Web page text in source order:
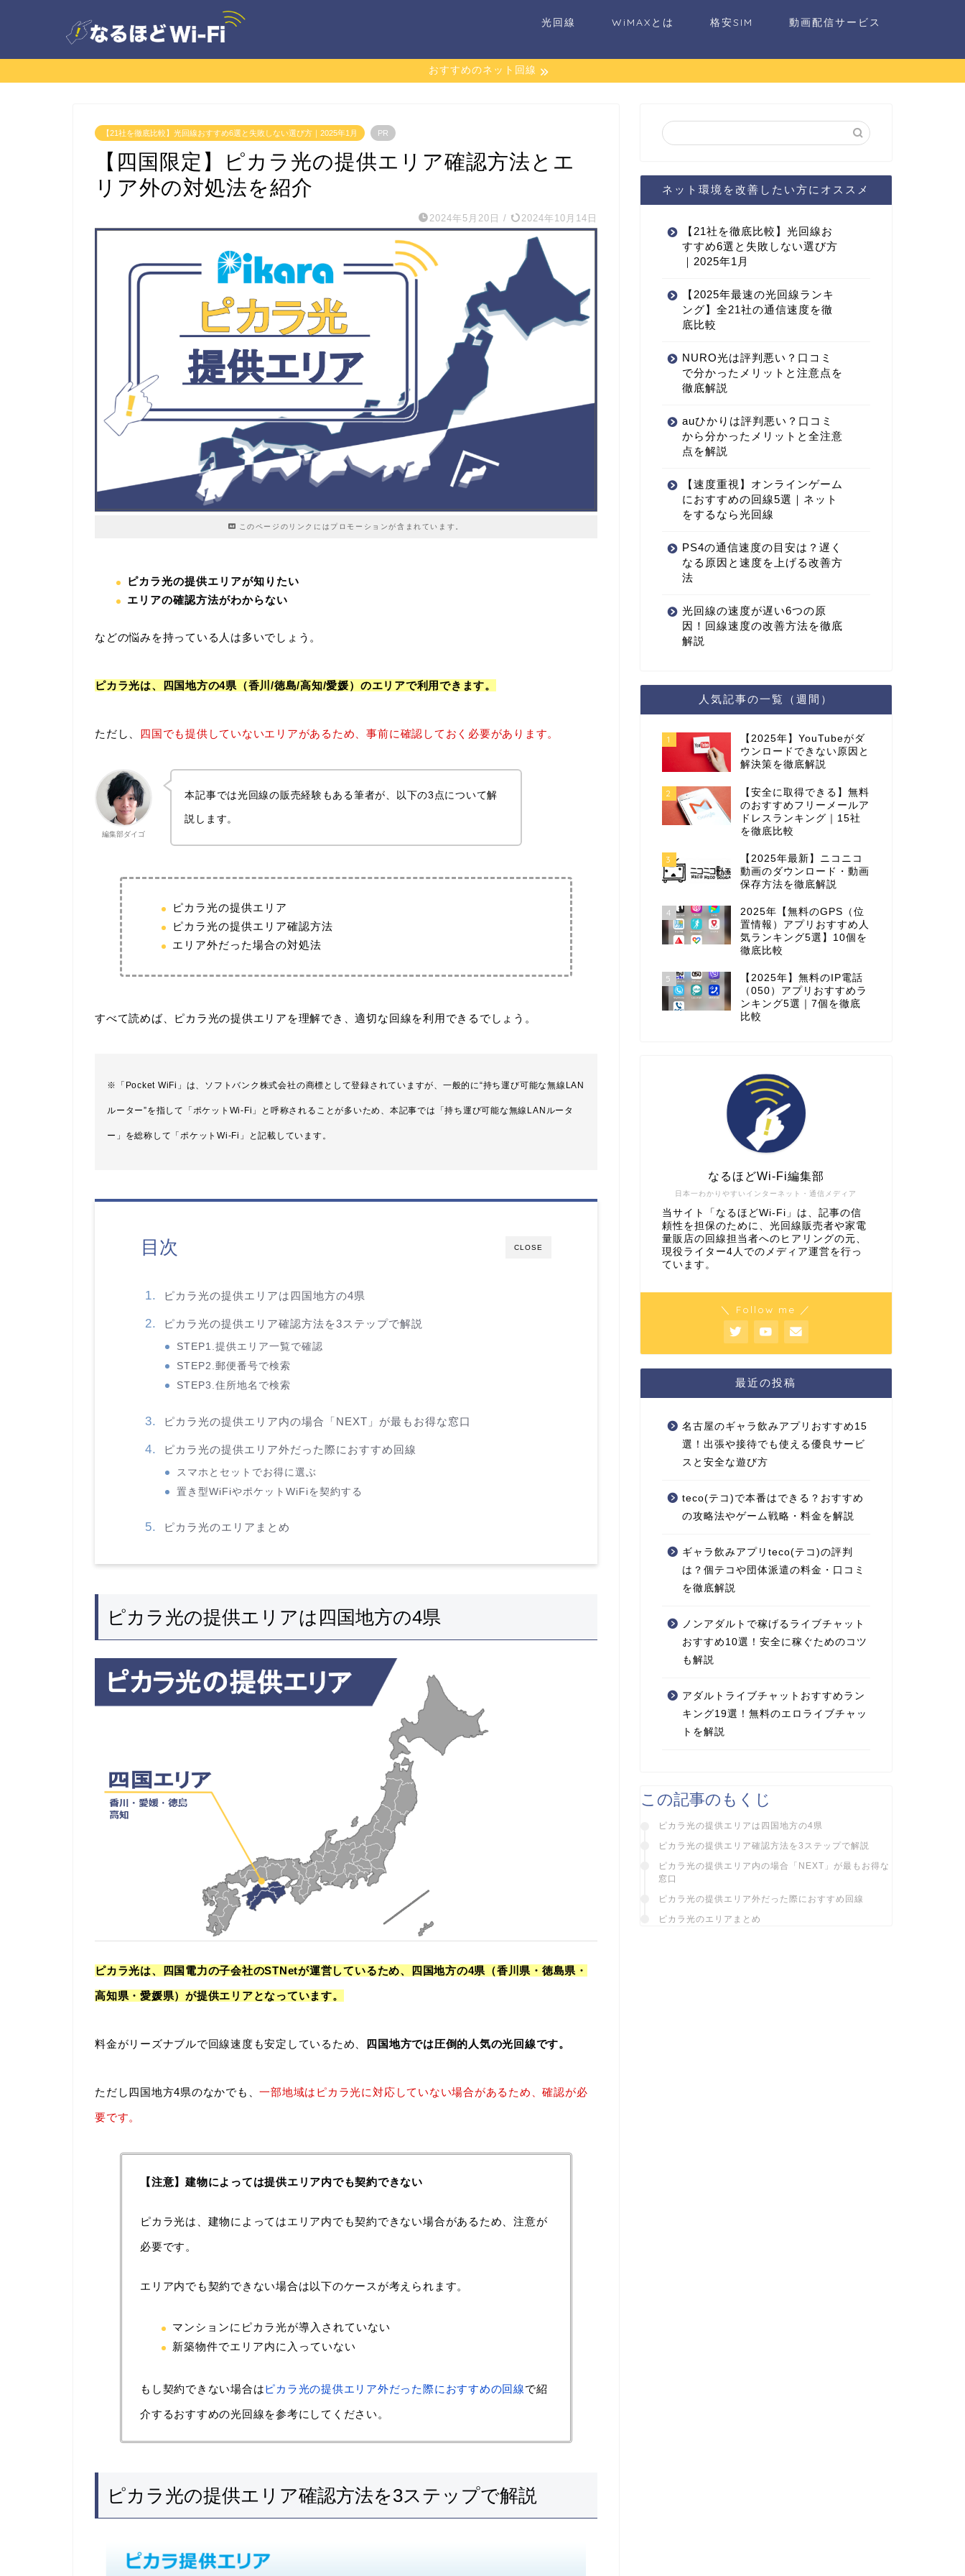
光回線 WiMAXとは 格安SIM 動画配信サービス
おすすめのネット回線
【21社を徹底比較】光回線おすすめ6選と失敗しない選び方｜2025年1月 PR
【四国限定】ピカラ光の提供エリア確認方法とエ
リア外の対処法を紹介
2024年5月20日 / 2024年10月14日
このページのリンクにはプロモーションが含まれています。
ピカラ光の提供エリアが知りたい
エリアの確認方法がわからない
などの悩みを持っている人は多いでしょう。
ピカラ光は、四国地方の4県（香川/徳島/高知/愛媛）のエリアで利用できます。
ただし、 四国でも提供していないエリアがあるため、事前に確認しておく必要があります。
編集部ダイゴ
本記事では光回線の販売経験もある筆者が、以下の3点について解
説します。
ピカラ光の提供エリア
ピカラ光の提供エリア確認方法
エリア外だった場合の対処法
すべて読めば、ピカラ光の提供エリアを理解でき、適切な回線を利用できるでしょう。
※「Pocket WiFi」は、ソフトバンク株式会社の商標として登録されていますが、一般的に“持ち運び可能な無線LAN
ルーター”を指して「ポケットWi-Fi」と呼称されることが多いため、本記事では「持ち運び可能な無線LANルータ
ー」を総称して「ポケットWi-Fi」と記載しています。
CLOSE
目次
ピカラ光の提供エリアは四国地方の4県
ピカラ光の提供エリア確認方法を3ステップで解説
STEP1.提供エリア一覧で確認
STEP2.郵便番号で検索
STEP3.住所地名で検索
ピカラ光の提供エリア内の場合「NEXT」が最もお得な窓口
ピカラ光の提供エリア外だった際におすすめ回線
スマホとセットでお得に選ぶ
置き型WiFiやポケットWiFiを契約する
ピカラ光のエリアまとめ
ピカラ光の提供エリアは四国地方の4県
ピカラ光は、四国電力の子会社のSTNetが運営しているため、四国地方の4県（香川県・徳島県・
高知県・愛媛県）が提供エリアとなっています。
料金がリーズナブルで回線速度も安定しているため、 四国地方では圧倒的人気の光回線です。
ただし四国地方4県のなかでも、一部地域はピカラ光に対応していない場合があるため、確認が必
要です。
【注意】建物によっては提供エリア内でも契約できない
ピカラ光は、建物によってはエリア内でも契約できない場合があるため、注意が
必要です。
エリア内でも契約できない場合は以下のケースが考えられます。
マンションにピカラ光が導入されていない
新築物件でエリア内に入っていない
もし契約できない場合はピカラ光の提供エリア外だった際におすすめの回線で紹
介するおすすめの光回線を参考にしてください。
ピカラ光の提供エリア確認方法を3ステップで解説
ネット環境を改善したい方にオススメ
【21社を徹底比較】光回線お
すすめ6選と失敗しない選び方
｜2025年1月
【2025年最速の光回線ランキ
ング】全21社の通信速度を徹
底比較
NURO光は評判悪い？口コミ
で分かったメリットと注意点を
徹底解説
auひかりは評判悪い？口コミ
から分かったメリットと全注意
点を解説
【速度重視】オンラインゲーム
におすすめの回線5選｜ネット
をするなら光回線
PS4の通信速度の目安は？遅く
なる原因と速度を上げる改善方
法
光回線の速度が遅い6つの原
因！回線速度の改善方法を徹底
解説
人気記事の一覧（週間）
1
【2025年】YouTubeがダ
ウンロードできない原因と
解決策を徹底解説
2
【安全に取得できる】無料
のおすすめフリーメールア
ドレスランキング｜15社
を徹底比較
3
【2025年最新】ニコニコ
動画のダウンロード・動画
保存方法を徹底解説
4
2025年【無料のGPS（位
置情報）アプリおすすめ人
気ランキング5選】10個を
徹底比較
5
【2025年】無料のIP電話
（050）アプリおすすめラ
ンキング5選｜7個を徹底
比較
日本一わかりやすいインターネット・通信メディア
なるほどWi-Fi編集部
当サイト「なるほどWi-Fi」は、記事の信
頼性を担保のために、光回線販売者や家電
量販店の回線担当者へのヒアリングの元、
現役ライター4人でのメディア運営を行っ
ています。
＼ Follow me ／
最近の投稿
名古屋のギャラ飲みアプリおすすめ15
選！出張や接待でも使える優良サービ
スと安全な遊び方
teco(テコ)で本番はできる？おすすめ
の攻略法やゲーム戦略・料金を解説
ギャラ飲みアプリteco(テコ)の評判
は？個テコや団体派遣の料金・口コミ
を徹底解説
ノンアダルトで稼げるライブチャット
おすすめ10選！安全に稼ぐためのコツ
も解説
アダルトライブチャットおすすめラン
キング19選！無料のエロライブチャッ
トを解説
この記事のもくじ
ピカラ光の提供エリアは四国地方の4県
ピカラ光の提供エリア確認方法を3ステップで解説
ピカラ光の提供エリア内の場合「NEXT」が最もお得な
窓口
ピカラ光の提供エリア外だった際におすすめ回線
ピカラ光のエリアまとめ